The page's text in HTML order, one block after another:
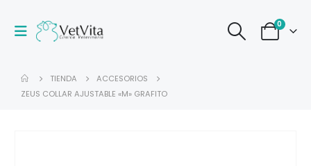
0
TIENDA
ACCESORIOS
ZEUS COLLAR AJUSTABLE «M» GRAFITO